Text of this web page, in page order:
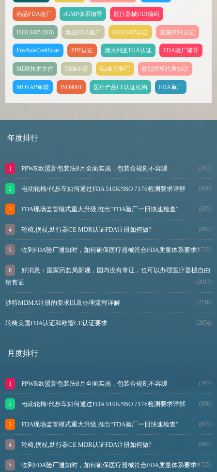
药品FDA验厂 cGMP体系辅导 医疗器械UDI编码
ISO13485:2016 食品FDA验厂 ISO13485认证 美国FDA认证
FreeSaleCertificate PPE认证 澳大利亚TGA认证 FDA验厂辅导
MDR技术文件 510k申请 fda食品验厂 欧盟授权代表协议
MDSAP审核 ISO9001 医疗产品CE认证机构 FDA审厂
年度排行
PPWR欧盟新包装法8月全面实施，包装合规刻不容缓 (287)
电动轮椅/代步车如何通过FDA 510K?ISO 7176检测要求详解 (600)
FDA现场监管模式重大升级,推出“FDA验厂一日快速检查” (675)
轮椅,拐杖,助行器CE MDR认证FDA注册如何做? (892)
收到FDA验厂通知时，如何确保医疗器械符合FDA质量体系要求?(1725)
好消息：国家药监局新规，国内没有拿证，也可以办理医疗器械自由
销售证
(2917)
沙特MDMA注册的要求以及办理流程详解 (2216)
轮椅美国FDA认证和欧盟CE认证要求 (2854)
月度排行
PPWR欧盟新包装法8月全面实施，包装合规刻不容缓 (287)
电动轮椅/代步车如何通过FDA 510K?ISO 7176检测要求详解 (600)
FDA现场监管模式重大升级,推出“FDA验厂一日快速检查” (675)
轮椅,拐杖,助行器CE MDR认证FDA注册如何做? (892)
收到FDA验厂通知时，如何确保医疗器械符合FDA质量体系要求?(1725)